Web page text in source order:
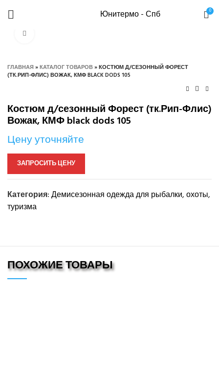
Юнитермо - Спб 0
ГЛАВНАЯ»КАТАЛОГ ТОВАРОВ»КОСТЮМ Д/СЕЗОННЫЙ ФОРЕСТ
(ТК.РИП-ФЛИС) ВОЖАК, КМФ BLACK DODS 105
Костюм д/сезонный Форест (тк.Рип-Флис)
Вожак, КМФ black dods 105
Цену уточняйте
ЗАПРОСИТЬ ЦЕНУ
Категория:Демисезонная одежда для рыбалки, охоты,
туризма
ПОХОЖИЕ ТОВАРЫ